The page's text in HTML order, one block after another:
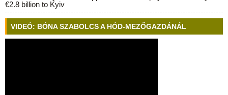
€2.8 billion to Kyiv
VIDEÓ: BÓNA SZABOLCS A HÓD-MEZŐGAZDÁNÁL